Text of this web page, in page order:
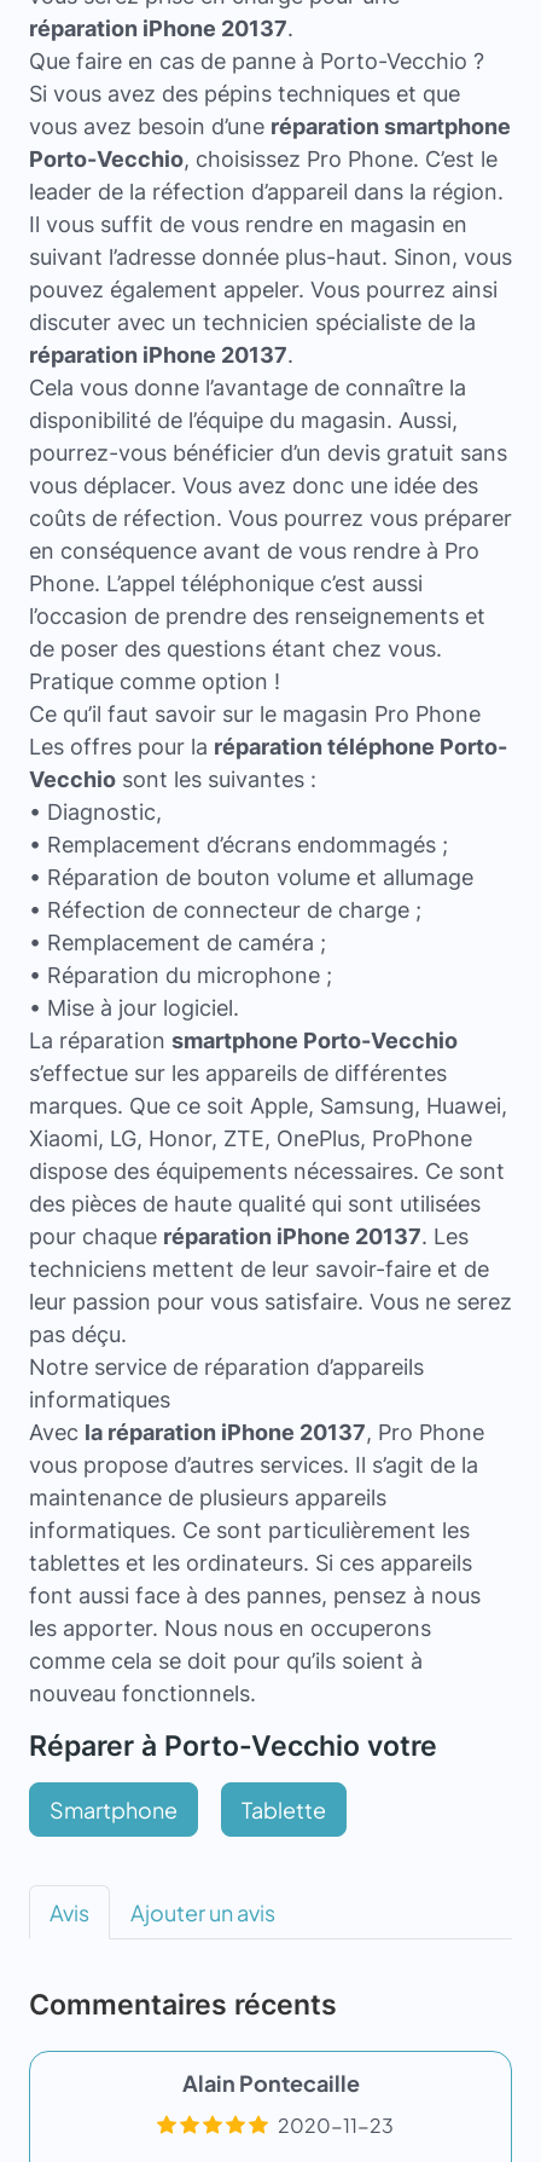
réparation iPhone 20137.
Que faire en cas de panne à Porto-Vecchio ?
Si vous avez des pépins techniques et que
vous avez besoin d’une réparation smartphone
Porto-Vecchio, choisissez Pro Phone. C’est le
leader de la réfection d’appareil dans la région.
Il vous suffit de vous rendre en magasin en
suivant l’adresse donnée plus-haut. Sinon, vous
pouvez également appeler. Vous pourrez ainsi
discuter avec un technicien spécialiste de la
réparation iPhone 20137.
Cela vous donne l’avantage de connaître la
disponibilité de l’équipe du magasin. Aussi,
pourrez-vous bénéficier d’un devis gratuit sans
vous déplacer. Vous avez donc une idée des
coûts de réfection. Vous pourrez vous préparer
en conséquence avant de vous rendre à Pro
Phone. L’appel téléphonique c’est aussi
l’occasion de prendre des renseignements et
de poser des questions étant chez vous.
Pratique comme option !
Ce qu’il faut savoir sur le magasin Pro Phone
Les offres pour la réparation téléphone Porto-
Vecchio sont les suivantes :
• Diagnostic,
• Remplacement d’écrans endommagés ;
• Réparation de bouton volume et allumage
• Réfection de connecteur de charge ;
• Remplacement de caméra ;
• Réparation du microphone ;
• Mise à jour logiciel.
La réparation smartphone Porto-Vecchio
s’effectue sur les appareils de différentes
marques. Que ce soit Apple, Samsung, Huawei,
Xiaomi, LG, Honor, ZTE, OnePlus, ProPhone
dispose des équipements nécessaires. Ce sont
des pièces de haute qualité qui sont utilisées
pour chaque réparation iPhone 20137. Les
techniciens mettent de leur savoir-faire et de
leur passion pour vous satisfaire. Vous ne serez
pas déçu.
Notre service de réparation d’appareils
informatiques
Avec la réparation iPhone 20137, Pro Phone
vous propose d’autres services. Il s’agit de la
maintenance de plusieurs appareils
informatiques. Ce sont particulièrement les
tablettes et les ordinateurs. Si ces appareils
font aussi face à des pannes, pensez à nous
les apporter. Nous nous en occuperons
comme cela se doit pour qu’ils soient à
nouveau fonctionnels.
Réparer à Porto-Vecchio votre
Smartphone Tablette
Avis Ajouter un avis
Commentaires récents
Alain Pontecaille
2020-11-23